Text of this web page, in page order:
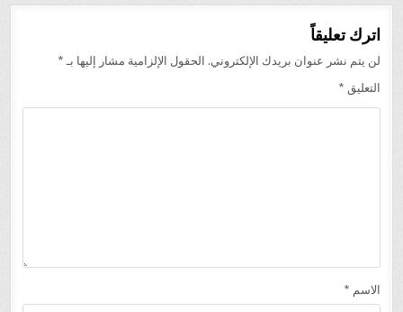
اترك تعليقاً
لن يتم نشر عنوان بريدك الإلكتروني. الحقول الإلزامية مشار إليها بـ *
التعليق *
الاسم *